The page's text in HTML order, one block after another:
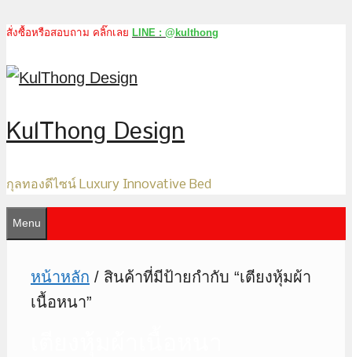
Skip
to
content
สั่งซื้อหรือสอบถาม คลิ๊กเลย LINE : @kulthong
KulThong Design
กุลทองดีไซน์ Luxury Innovative Bed
Menu
หน้าหลัก / สินค้าที่มีป้ายกำกับ “เตียงหุ้มผ้า
เนื้อหนา”